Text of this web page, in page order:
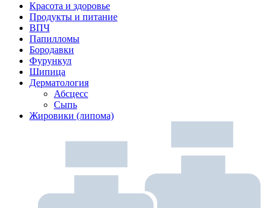
Красота и здоровье
Продукты и питание
ВПЧ
Папилломы
Бородавки
Фурункул
Шипица
Дерматология
Абсцесс
Сыпь
Жировики (липома)